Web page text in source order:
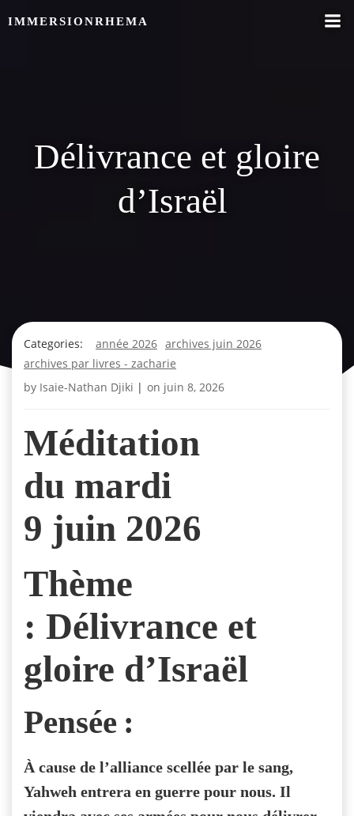
IMMERSIONRHEMA
Délivrance et gloire
d’Israël
Categories: année 2026 archives juin 2026
archives par livres - zacharie
by Isaie-Nathan Djiki | on juin 8, 2026
Méditation
du mardi
9 juin 2026
Thème
: Délivrance et
gloire d’Israël
Pensée :
À cause de l’alliance scellée par le sang,
Yahweh entrera en guerre pour nous. Il